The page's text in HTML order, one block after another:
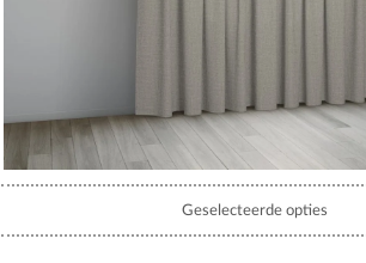
Geselecteerde opties